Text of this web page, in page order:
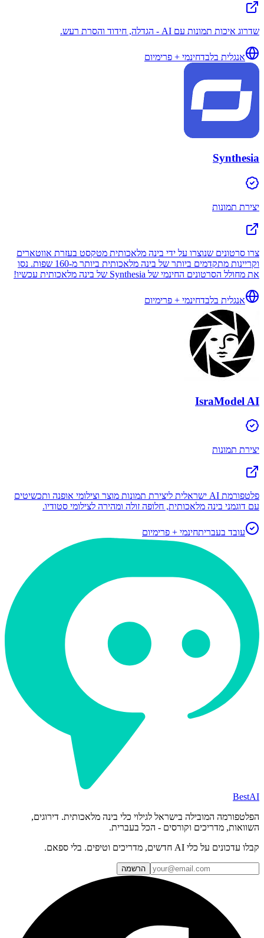
שדרוג איכות תמונות עם AI - הגדלה, חידוד והסרת רעש.
אנגלית בלבדחינמי + פרימיום
Synthesia
יצירת תמונות
צרו סרטונים שנוצרו על ידי בינה מלאכותית מטקסט בעזרת אווטארים
וקריינות מתקדמים ביותר של בינה מלאכותית ביותר מ-160 שפות. נסו
את מחולל הסרטונים החינמי של Synthesia של בינה מלאכותית עכשיו!
אנגלית בלבדחינמי + פרימיום
IsraModel AI
יצירת תמונות
פלטפורמת AI ישראלית ליצירת תמונות מוצר וצילומי אופנה ותכשיטים
עם דוגמני בינה מלאכותית, חלופה זולה ומהירה לצילומי סטודיו.
עובד בעבריתחינמי + פרימיום
BestAI
הפלטפורמה המובילה בישראל לגילוי כלי בינה מלאכותית. דירוגים,
השוואות, מדריכים וקורסים - הכל בעברית.
קבלו עדכונים על כלי AI חדשים, מדריכים וטיפים. בלי ספאם.
הרשמה